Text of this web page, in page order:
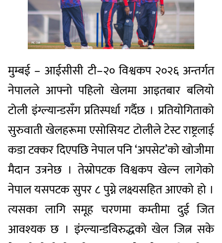
मुम्बई – आईसीसी टी–२० विश्वकप २०२६ अन्तर्गत
नेपालले आफ्नो पहिलो खेलमा आइतबार बलियो
टोली इंग्ल्यान्डसँग प्रतिस्पर्धा गर्दैछ । प्रतियोगिताको
सुरुवाती खेलहरूमा एसोसियट टोलीले टेस्ट राष्ट्रलाई
कडा टक्कर दिएपछि नेपाल पनि ‘अपसेट’को खोजीमा
मैदान उत्रनेछ । तेस्रोपटक विश्वकप खेल्न लागेको
नेपाल यसपटक सुपर ८ पुग्ने लक्ष्यसहित आएको हो ।
त्यसका लागि समूह चरणमा कम्तीमा दुई जित
आवश्यक छ । इंग्ल्यान्डविरुद्धको खेल जित्न सके